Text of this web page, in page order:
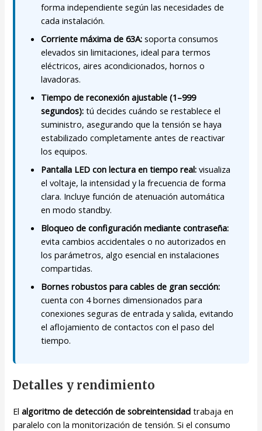
forma independiente según las necesidades de
cada instalación.
Corriente máxima de 63A: soporta consumos
elevados sin limitaciones, ideal para termos
eléctricos, aires acondicionados, hornos o
lavadoras.
Tiempo de reconexión ajustable (1–999
segundos): tú decides cuándo se restablece el
suministro, asegurando que la tensión se haya
estabilizado completamente antes de reactivar
los equipos.
Pantalla LED con lectura en tiempo real: visualiza
el voltaje, la intensidad y la frecuencia de forma
clara. Incluye función de atenuación automática
en modo standby.
Bloqueo de configuración mediante contraseña:
evita cambios accidentales o no autorizados en
los parámetros, algo esencial en instalaciones
compartidas.
Bornes robustos para cables de gran sección:
cuenta con 4 bornes dimensionados para
conexiones seguras de entrada y salida, evitando
el aflojamiento de contactos con el paso del
tiempo.
Detalles y rendimiento
Elalgoritmo de detección de sobreintensidad trabaja en
paralelo con la monitorización de tensión. Si el consumo